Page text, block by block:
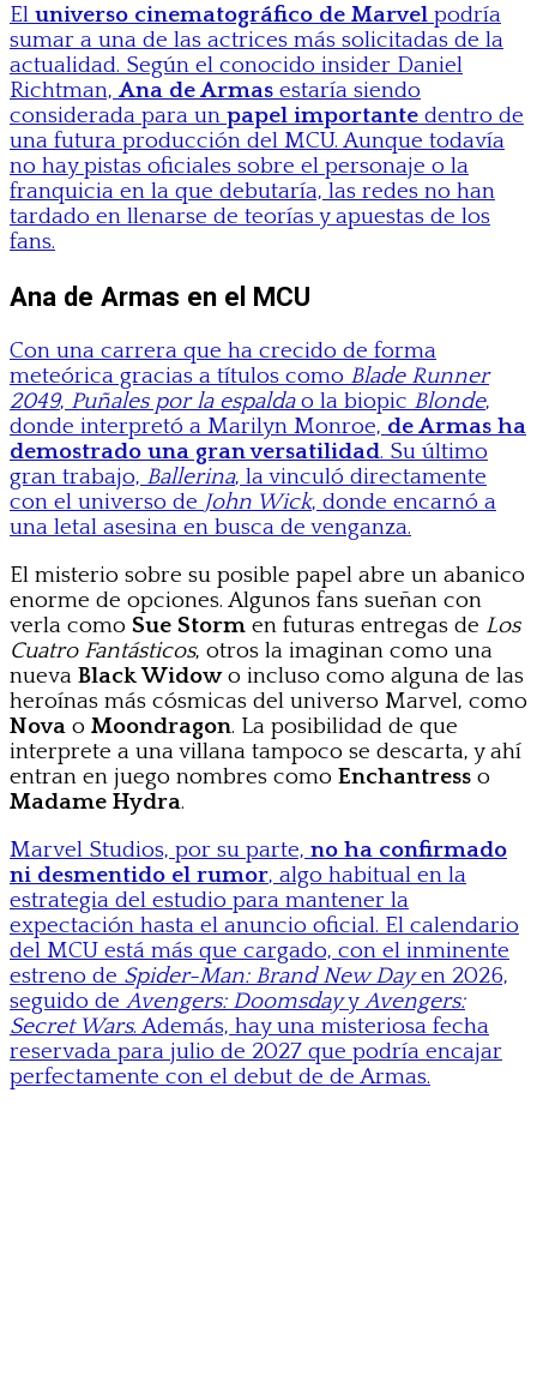
El universo cinematográfico de Marvel podría
sumar a una de las actrices más solicitadas de la
actualidad. Según el conocido insider Daniel
Richtman, Ana de Armas estaría siendo
considerada para un papel importante dentro de
una futura producción del MCU. Aunque todavía
no hay pistas oficiales sobre el personaje o la
franquicia en la que debutaría, las redes no han
tardado en llenarse de teorías y apuestas de los
fans.
Ana de Armas en el MCU
Con una carrera que ha crecido de forma
meteórica gracias a títulos como Blade Runner
2049, Puñales por la espaldao la biopic Blonde,
donde interpretó a Marilyn Monroe, de Armas ha
demostrado una gran versatilidad. Su último
gran trabajo, Ballerina, la vinculó directamente
con el universo de John Wick, donde encarnó a
una letal asesina en busca de venganza.
El misterio sobre su posible papel abre un abanico
enorme de opciones. Algunos fans sueñan con
verla como Sue Storm en futuras entregas de Los
Cuatro Fantásticos, otros la imaginan como una
nueva Black Widowo incluso como alguna de las
heroínas más cósmicas del universo Marvel, como
Nova o Moondragon. La posibilidad de que
interprete a una villana tampoco se descarta, y ahí
entran en juego nombres como Enchantress o
Madame Hydra.
Marvel Studios, por su parte, no ha confirmado
ni desmentido el rumor, algo habitual en la
estrategia del estudio para mantener la
expectación hasta el anuncio oficial. El calendario
del MCU está más que cargado, con el inminente
estreno de Spider-Man: Brand New Dayen 2026,
seguido deAvengers: DoomsdayyAvengers:
Secret Wars. Además, hay una misteriosa fecha
reservada para julio de 2027 que podría encajar
perfectamente con el debut de de Armas.